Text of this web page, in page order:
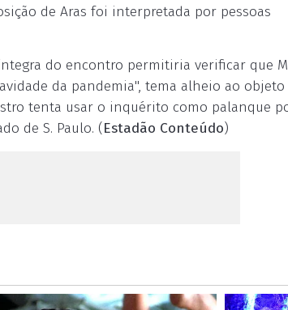
de Aras foi interpretada por pessoas
do encontro permitiria verificar que
da pandemia", tema alheio ao objeto
tenta usar o inquérito como palanque
de S. Paulo. (Estadão Conteúdo)